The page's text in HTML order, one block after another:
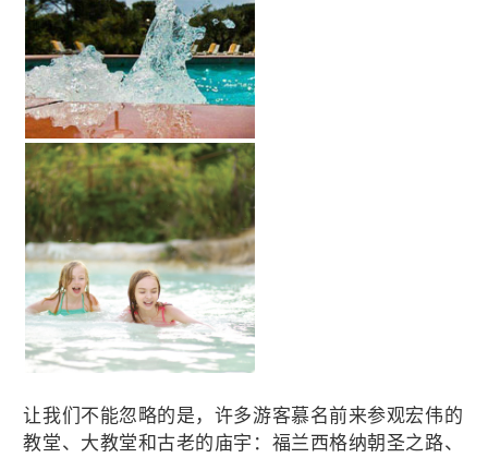
让我们不能忽略的是，许多游客慕名前来参观宏伟的
教堂、大教堂和古老的庙宇：福兰西格纳朝圣之路、